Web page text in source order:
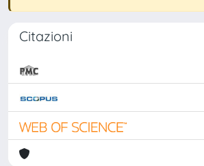
Citazioni